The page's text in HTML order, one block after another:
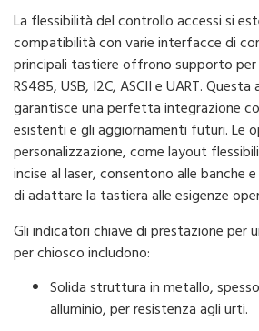
La flessibilità del controllo accessi si
compatibilità con varie interfacce di
principali tastiere offrono supporto per
RS485, USB, I2C, ASCII e UART.
garantisce una perfetta integrazione
esistenti e gli aggiornamenti futuri. Le
personalizzazione, come layout
incise al laser, consentono alle banche
di adattare la tastiera alle esigenze
Gli indicatori chiave di prestazione per
per chiosco includono:
Solida struttura in metallo,
alluminio, per resistenza agli urti.